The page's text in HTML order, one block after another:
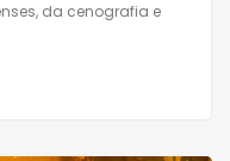
da cenografia e